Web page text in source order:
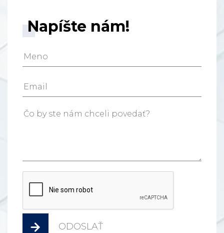
Napíšte nám!
ODOSLAŤ